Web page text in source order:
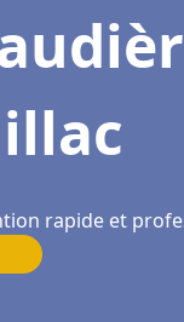
rapide et